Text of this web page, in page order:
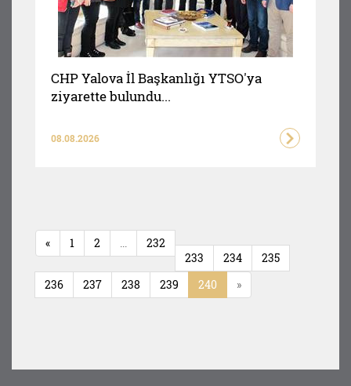
CHP Yalova İl Başkanlığı YTSO'ya
ziyarette bulundu...
08.08.2026
« 1 2 ...
232
233
234
235
236
237 238 239 240 »